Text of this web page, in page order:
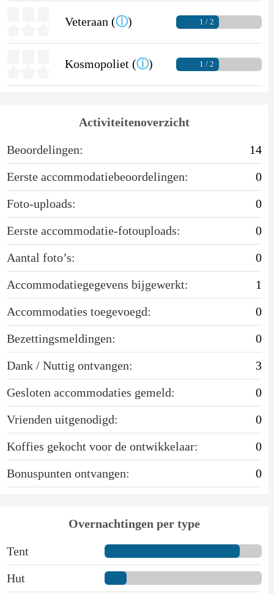
Veteraan (ⓘ) 1 / 2
Kosmopoliet (ⓘ) 1 / 2
Activiteitenoverzicht
Beoordelingen:
14
Eerste accommodatiebeoordelingen:
0
Foto-uploads:
0
Eerste accommodatie-fotouploads:
0
Aantal foto’s:
0
Accommodatiegegevens bijgewerkt:
1
Accommodaties toegevoegd:
0
Bezettingsmeldingen:
0
Dank / Nuttig ontvangen:
3
Gesloten accommodaties gemeld:
0
Vrienden uitgenodigd:
0
Koffies gekocht voor de ontwikkelaar:
0
Bonuspunten ontvangen:
0
Overnachtingen per type
Tent
Hut